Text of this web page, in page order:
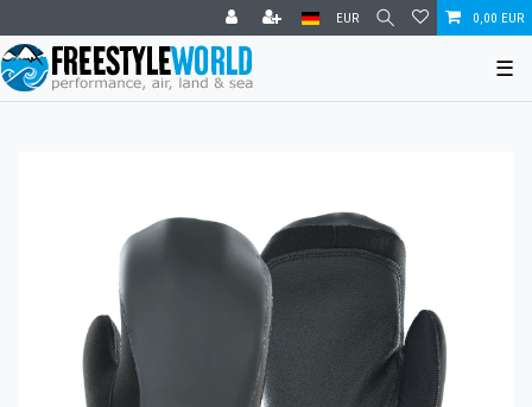
EUR 0,00 EUR
☰